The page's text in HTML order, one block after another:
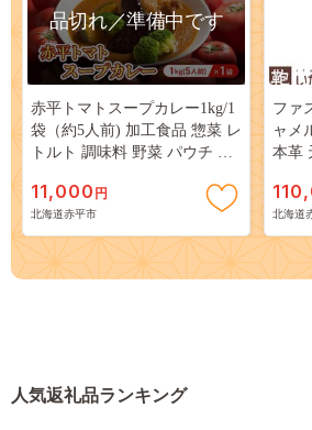
品切れ／準備中です
赤平トマトスープカレー1kg/1
袋（約5人前) 加工食品 惣菜 レ
トルト 調味料 野菜 パウチ 簡
人気 冷凍 北海道 赤平市
11,000 円
北海道赤平市
ファ
ャメ
本革
り物
北海道
人気返礼品ランキング